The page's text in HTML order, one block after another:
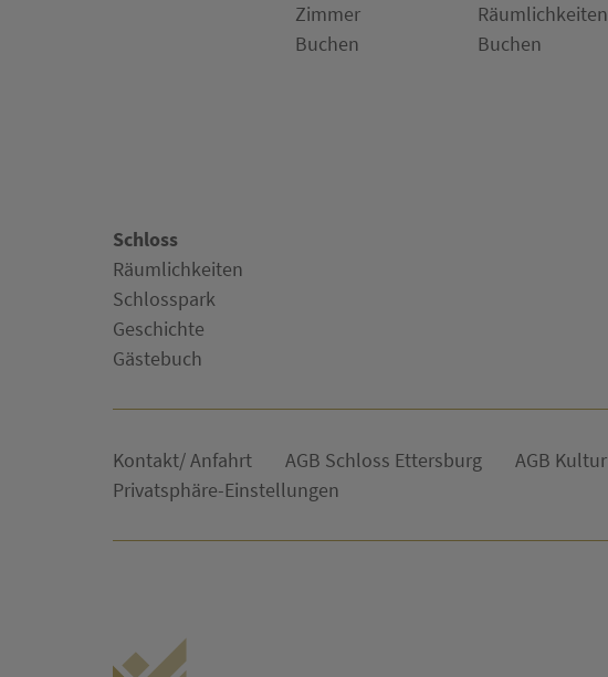
Zimmer
Buchen
Räumlichkeiten
Buchen
Schloss
Räumlichkeiten
Schlosspark
Geschichte
Gästebuch
Kontakt/ Anfahrt AGB Schloss Ettersburg AGB Kultur
Privatsphäre-Einstellungen